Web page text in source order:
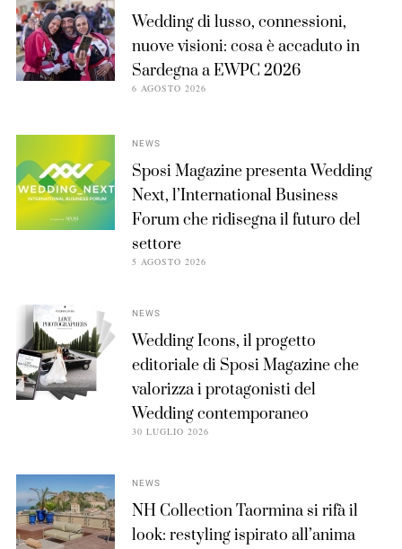
Wedding di lusso, connessioni,
nuove visioni: cosa è accaduto in
Sardegna a EWPC 2026
6 AGOSTO 2026
NEWS
Sposi Magazine presenta Wedding
Next, l’International Business
Forum che ridisegna il futuro del
settore
5 AGOSTO 2026
NEWS
Wedding Icons, il progetto
editoriale di Sposi Magazine che
valorizza i protagonisti del
Wedding contemporaneo
30 LUGLIO 2026
NEWS
NH Collection Taormina si rifà il
look: restyling ispirato all’anima